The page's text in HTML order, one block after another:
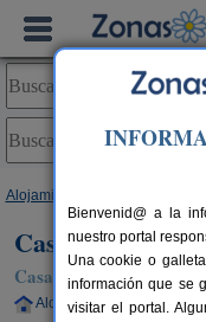
Alojamientos
Casa Rural
Casa Rural en Borja /
Alquiler completo 7+4
Bienvenid@ a la
nuestro portal
Una cookie o
información que se
visitar el portal.